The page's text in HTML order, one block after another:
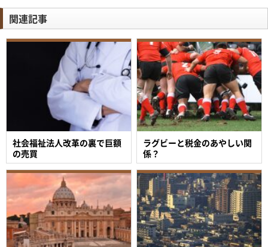
関連記事
ラグビーと税金のあやしい関
係？
社会福祉法人改革の裏で巨額
の売買